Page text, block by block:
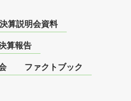
決算説明会資料
算報告
ファクトブック